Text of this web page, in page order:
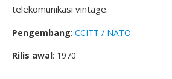
telekomunikasi vintage.
Pengembang: CCITT / NATO
Rilis awal: 1970